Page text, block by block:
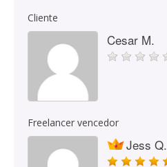
Cliente
Cesar M.
Freelancer vencedor
Jess Q.